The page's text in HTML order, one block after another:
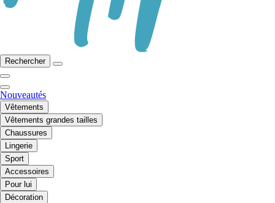
Rechercher
Nouveautés
Vêtements
Vêtements grandes tailles
Chaussures
Lingerie
Sport
Accessoires
Pour lui
Décoration